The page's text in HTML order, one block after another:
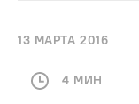
13 МАРТА 2016
4 МИН